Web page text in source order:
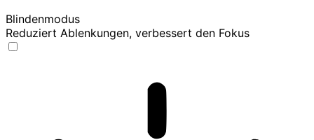
Blindenmodus
Reduziert Ablenkungen, verbessert den Fokus